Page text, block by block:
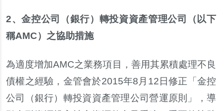
2、金控公司 （銀行） 轉投資資產管理公司 （ 以下
稱AMC） 之協助措施
為適度增加AMC之業務項目 ， 善用其累積處理不良
債權之經驗 ， 金管會於2015年8 月 12 日修正 「 金控
公司
（銀行） 轉投資資產管理公司營運原則 」，導